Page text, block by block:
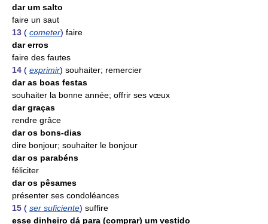
dar um salto
faire un saut
13 ( cometer) faire
dar erros
faire des fautes
14 ( exprimir) souhaiter; remercier
dar as boas festas
souhaiter la bonne année; offrir ses vœux
dar graças
rendre grâce
dar os bons-dias
dire bonjour; souhaiter le bonjour
dar os parabéns
féliciter
dar os pêsames
présenter ses condoléances
15 ( ser suficiente) suffire
esse dinheiro dá para (comprar) um vestido